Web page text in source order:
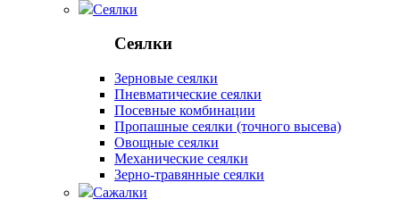
Сеялки
Сеялки
Зерновые сеялки
Пневматические сеялки
Посевные комбинации
Пропашные сеялки (точного высева)
Овощные сеялки
Механические сеялки
Зерно-травянные сеялки
Сажалки